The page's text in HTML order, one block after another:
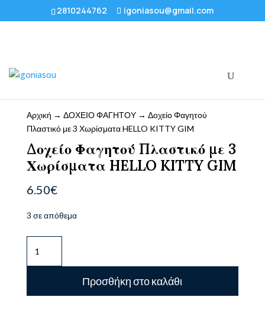
2810244762 igoniasou@gmail.com
Αρχική → ΔΟΧΕΙΟ ΦΑΓΗΤΟΥ→ Δοχείο Φαγητού
Πλαστικό με 3 Χωρίσματα HELLO KITTY GIM
Δοχείο Φαγητού Πλαστικό με 3
Χωρίσματα HELLO KITTY GIM
6.50€
3 σε απόθεμα
Φαγητού
Πλαστικό
3
Προσθήκη στο καλάθι